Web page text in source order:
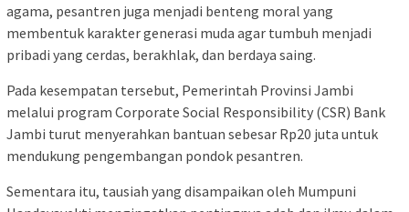
agama, pesantren juga menjadi benteng moral yang
membentuk karakter generasi muda agar tumbuh menjadi
pribadi yang cerdas, berakhlak, dan berdaya saing.
Pada kesempatan tersebut, Pemerintah Provinsi Jambi
melalui program Corporate Social Responsibility (CSR) Bank
Jambi turut menyerahkan bantuan sebesar Rp20 juta untuk
mendukung pengembangan pondok pesantren.
Sementara itu, tausiah yang disampaikan oleh Mumpuni